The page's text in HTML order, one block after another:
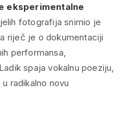
eksperimentalne
fotografija snimio je
riječ je o dokumentaciji
performansa,
spaja vokalnu poeziju,
radikalno novu